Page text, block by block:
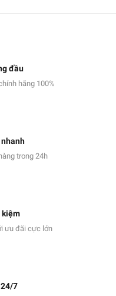
đầu
hãng 100%
trong 24h
kiệm
ưu đãi cực lớn
7